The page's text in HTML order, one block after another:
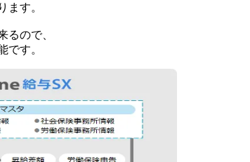
ます。
るので、
です。